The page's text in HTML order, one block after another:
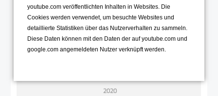
Mai 2021
März 2021
Februar 2021
2020
youtube.com veröffentlichten Inhalten in Websites. Die
Cookies werden verwendet, um besuchte Websites und
detaillierte Statistiken über das Nutzerverhalten zu sammeln.
Diese Daten können mit den Daten der auf youtube.com und
google.com angemeldeten Nutzer verknüpft werden.